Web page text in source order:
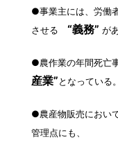
●事業主には、労働
させる “義務” が
●農作業の年間死亡
産業”となっている。
●農産物販売におい
管理点